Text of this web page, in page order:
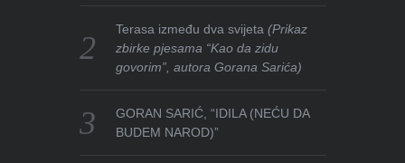
Terasa između dva svijeta(Prikaz
zbirke pjesama “Kao da zidu
govorim”, autora Gorana Sarića)
GORAN SARIĆ, “IDILA (NEĆU DA
BUDEM NAROD)”